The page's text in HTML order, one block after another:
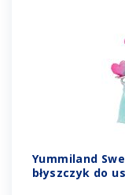
Yummiland
błyszczyk do